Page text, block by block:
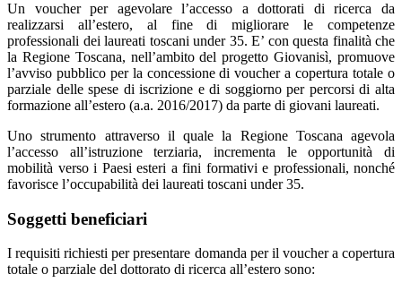
Un voucher per agevolare l’accesso a dottorati di ricerca da
realizzarsi all’estero, al fine di migliorare le competenze
professionali dei laureati toscani under 35. E’ con questa finalità che
la Regione Toscana, nell’ambito del progetto Giovanisì, promuove
l’avviso pubblico per la concessione di voucher a copertura totale o
parziale delle spese di iscrizione e di soggiorno per percorsi di alta
formazione all’estero (a.a. 2016/2017) da parte di giovani laureati.
Uno strumento attraverso il quale la Regione Toscana agevola
l’accesso all’istruzione terziaria, incrementa le opportunità di
mobilità verso i Paesi esteri a fini formativi e professionali, nonché
favorisce l’occupabilità dei laureati toscani under 35.
Soggetti beneficiari
I requisiti richiesti per presentare domanda per il voucher a copertura
totale o parziale del dottorato di ricerca all’estero sono: